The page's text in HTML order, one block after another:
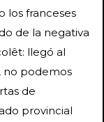
los franceses
de la negativa
llegó al
no podemos
de
provincial